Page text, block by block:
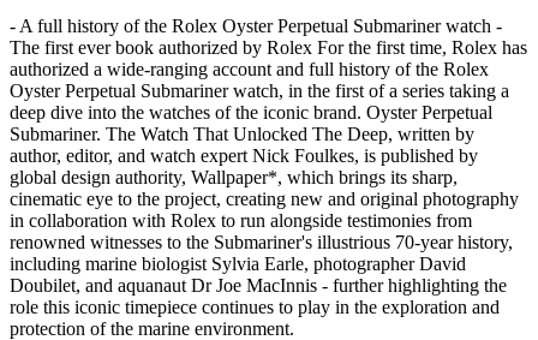
- A full history of the Rolex Oyster Perpetual Submariner watch -
The first ever book authorized by Rolex For the first time, Rolex has
authorized a wide-ranging account and full history of the Rolex
Oyster Perpetual Submariner watch, in the first of a series taking a
deep dive into the watches of the iconic brand. Oyster Perpetual
Submariner. The Watch That Unlocked The Deep, written by
author, editor, and watch expert Nick Foulkes, is published by
global design authority, Wallpaper*, which brings its sharp,
cinematic eye to the project, creating new and original photography
in collaboration with Rolex to run alongside testimonies from
renowned witnesses to the Submariner's illustrious 70-year history,
including marine biologist Sylvia Earle, photographer David
Doubilet, and aquanaut Dr Joe MacInnis - further highlighting the
role this iconic timepiece continues to play in the exploration and
protection of the marine environment.